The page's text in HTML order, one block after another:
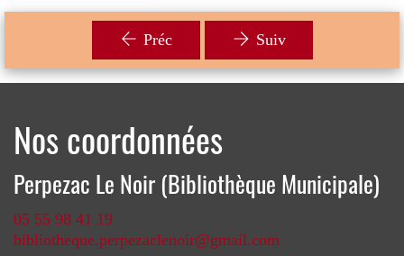
Préc Suiv
Nos coordonnées
Perpezac Le Noir (Bibliothèque Municipale)
05 55 98 41 19
bibliotheque.perpezaclenoir@gmail.com